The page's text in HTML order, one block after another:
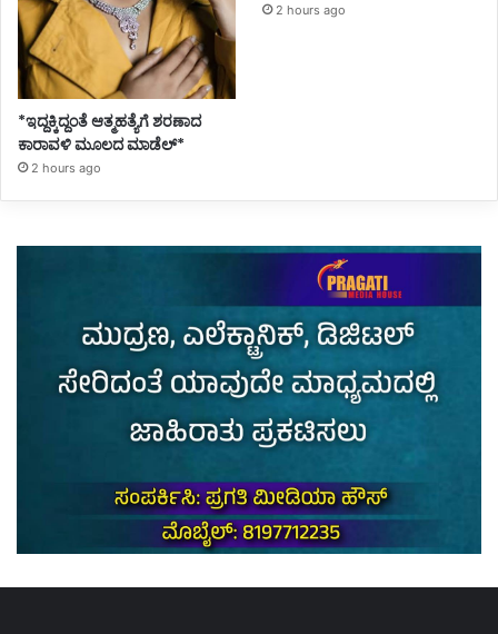
*ಇದ್ದಕ್ಕಿದ್ದಂತೆ ಆತ್ಮಹತ್ಯೆಗೆ ಶರಣಾದ
ಕಾರಾವಳಿ ಮೂಲದ ಮಾಡೆಲ್*
2 hours ago
2 hours ago